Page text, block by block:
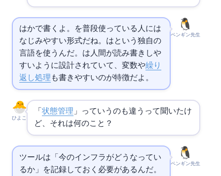
ペンギン先生
はかで書くよ。
を普段使っている人には
なじみやすい形式だね。 はという独自の
言語を使うんだ。 は人間が読み書きしや
すいように設計されていて、変数や繰り
返し処理 も書きやすいのが特徴だよ。
ひよこ
「 状態管理 」っていうのも違うって聞いたけ
ど、それは何のこと？
ペンギン先生
ツールは「今のインフラがどうなってい
るか」を記録しておく必要があるんだ。